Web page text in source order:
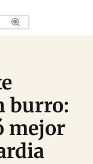
burro:
mejor